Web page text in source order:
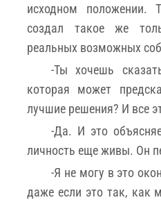
исходном положении.
создал такое же
реальных возможных
-Ты хочешь
которая может
лучшие решения? И все
-Да. И это
личность еще живы. Он
-Я не могу в это
даже если это так, как